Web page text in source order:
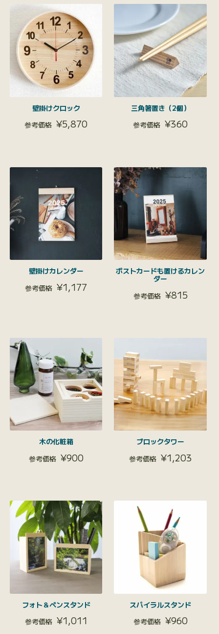
壁掛けクロック
¥5,870
三角箸置き（2個）
¥360
壁掛けカレンダー
¥1,177
ポストカードも置けるカレン
ダー
¥815
木の化粧箱
¥900
ブロックタワー
¥1,203
フォト＆ペンスタンド
¥1,011
スパイラルスタンド
¥960